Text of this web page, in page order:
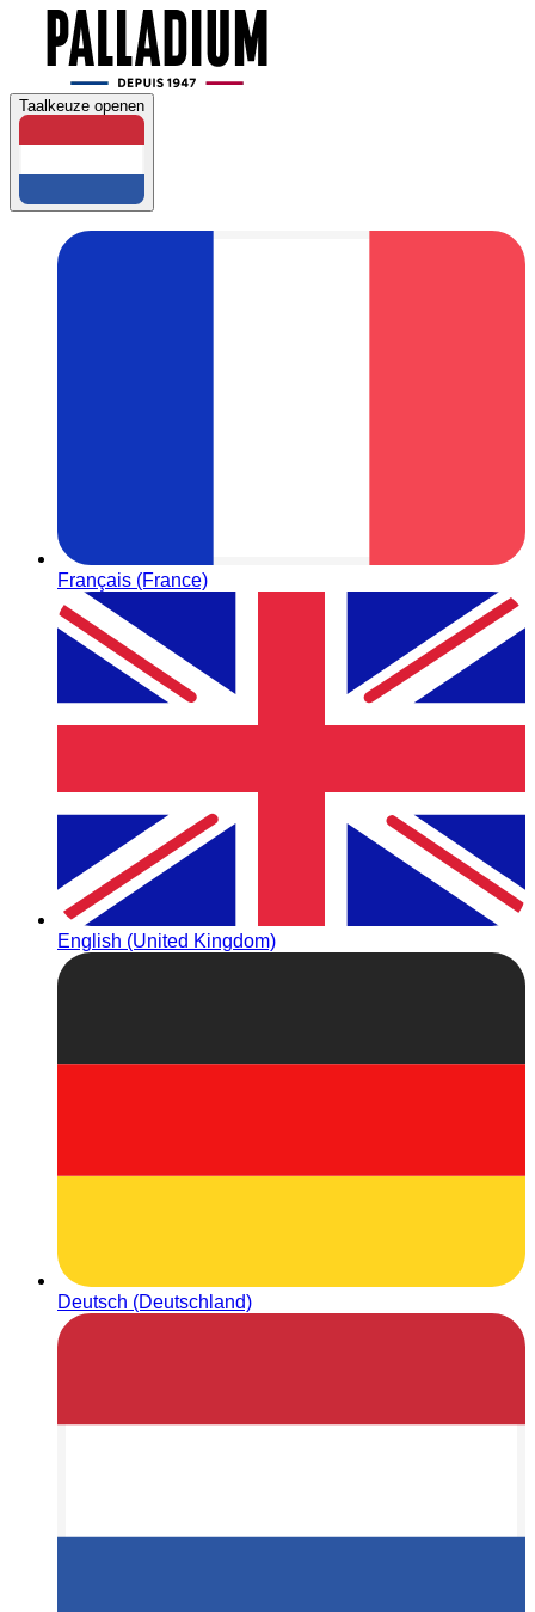
Taalkeuze openen
Français (France)
English (United Kingdom)
Deutsch (Deutschland)